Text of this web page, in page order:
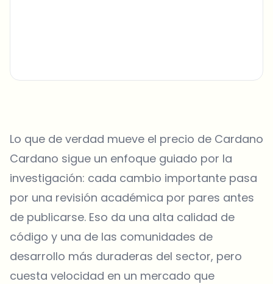
Lo que de verdad mueve el precio de Cardano
Cardano sigue un enfoque guiado por la
investigación: cada cambio importante pasa
por una revisión académica por pares antes
de publicarse. Eso da una alta calidad de
código y una de las comunidades de
desarrollo más duraderas del sector, pero
cuesta velocidad en un mercado que